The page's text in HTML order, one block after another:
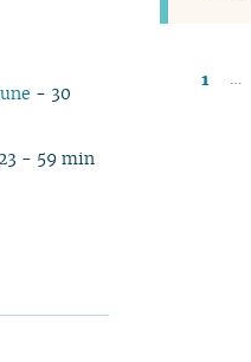
- 30
- 59 min
1 …